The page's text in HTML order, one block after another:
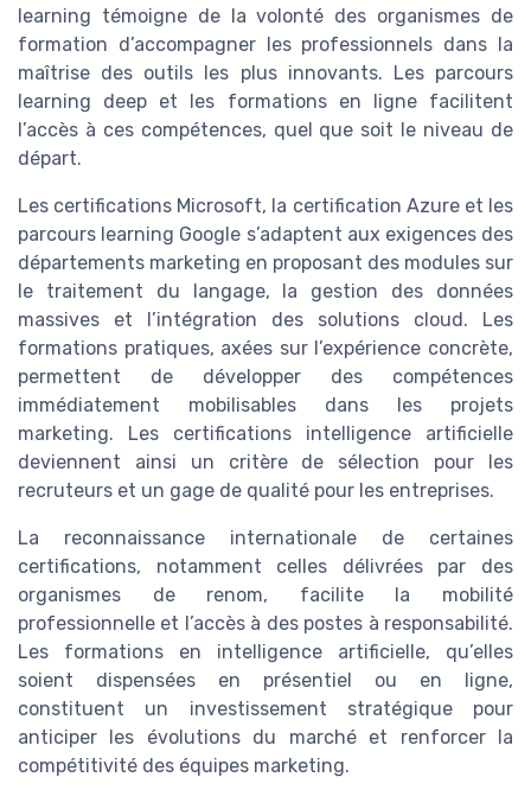
learning témoigne de la volonté des organismes de
formation d’accompagner les professionnels dans la
maîtrise des outils les plus innovants. Les parcours
learning deep et les formations en ligne facilitent
l’accès à ces compétences, quel que soit le niveau de
départ.
Les certifications Microsoft, la certification Azure et les
parcours learning Google s’adaptent aux exigences des
départements marketing en proposant des modules sur
le traitement du langage, la gestion des données
massives et l’intégration des solutions cloud. Les
formations pratiques, axées sur l’expérience concrète,
permettent de développer des compétences
immédiatement mobilisables dans les projets
marketing. Les certifications intelligence artificielle
deviennent ainsi un critère de sélection pour les
recruteurs et un gage de qualité pour les entreprises.
La reconnaissance internationale de certaines
certifications, notamment celles délivrées par des
organismes de renom, facilite la mobilité
professionnelle et l’accès à des postes à responsabilité.
Les formations en intelligence artificielle, qu’elles
soient dispensées en présentiel ou en ligne,
constituent un investissement stratégique pour
anticiper les évolutions du marché et renforcer la
compétitivité des équipes marketing.